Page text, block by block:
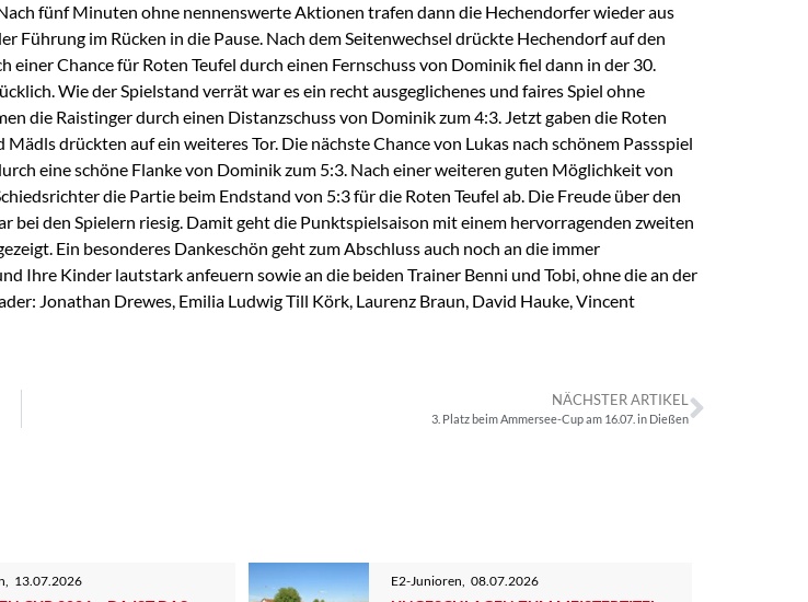
fünf Minuten ohne nennenswerte Aktionen trafen dann die Hechendorfer wieder aus
im Rücken in die Pause. Nach dem Seitenwechsel drückte Hechendorf auf den
Chance für Roten Teufel durch einen Fernschuss von Dominik fiel dann in der 30.
Wie der Spielstand verrät war es ein recht ausgeglichenes und faires Spiel ohne
die Raistinger durch einen Distanzschuss von Dominik zum 4:3. Jetzt gaben die Roten
drückten auf ein weiteres Tor. Die nächste Chance von Lukas nach schönem Passspiel
eine schöne Flanke von Dominik zum 5:3. Nach einer weiteren guten Möglichkeit von
die Partie beim Endstand von 5:3 für die Roten Teufel ab. Die Freude über den
den Spielern riesig. Damit geht die Punktspielsaison mit einem hervorragenden zweiten
Ein besonderes Dankeschön geht zum Abschluss auch noch an die immer
Ihre Kinder lautstark anfeuern sowie an die beiden Trainer Benni und Tobi, ohne die an der
Jonathan Drewes, Emilia Ludwig Till Körk, Laurenz Braun, David Hauke, Vincent
NÄCHSTER ARTIKEL
3. Platz beim Ammersee-Cup am 16.07. in Dießen
, 13.07.2026 E2-Junioren, 08.07.2026